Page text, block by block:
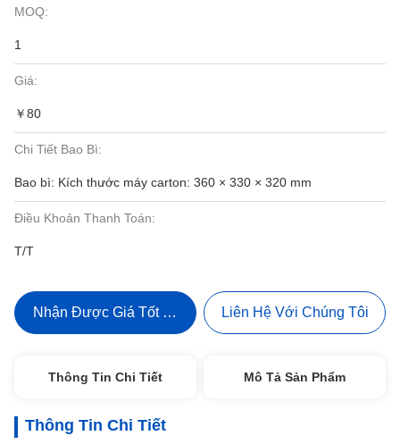
MOQ:
1
Giá:
￥80
Chi Tiết Bao Bì:
Bao bì: Kích thước máy carton: 360 × 330 × 320 mm
Điều Khoản Thanh Toán:
T/T
Nhận Được Giá Tốt Nhất Liên Hệ Với Chúng Tôi
Thông Tin Chi Tiết Mô Tả Sản Phẩm
Thông Tin Chi Tiết